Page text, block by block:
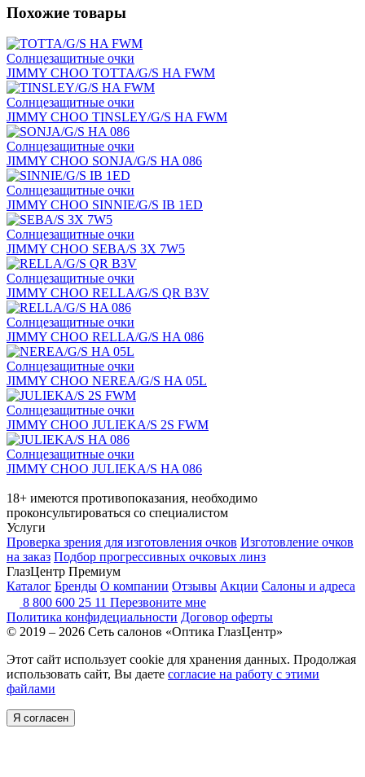
Похожие товары
Солнцезащитные очки
JIMMY CHOO TOTTA/G/S HA FWM
Солнцезащитные очки
JIMMY CHOO TINSLEY/G/S HA FWM
Солнцезащитные очки
JIMMY CHOO SONJA/G/S HA 086
Солнцезащитные очки
JIMMY CHOO SINNIE/G/S IB 1ED
Солнцезащитные очки
JIMMY CHOO SEBA/S 3X 7W5
Солнцезащитные очки
JIMMY CHOO RELLA/G/S QR B3V
Солнцезащитные очки
JIMMY CHOO RELLA/G/S HA 086
Солнцезащитные очки
JIMMY CHOO NEREA/G/S HA 05L
Солнцезащитные очки
JIMMY CHOO JULIEKA/S 2S FWM
Солнцезащитные очки
JIMMY CHOO JULIEKA/S HA 086
18+ имеются противопоказания, необходимо
проконсультироваться со специалистом
Услуги
Проверка зрения для изготовления очков Изготовление очков
на заказ Подбор прогрессивных очковых линз
ГлазЦентр Премиум
Каталог Бренды О компании Отзывы Акции Салоны и адреса
8 800 600 25 11 Перезвоните мне
Политика конфидециальности Договор оферты
© 2019 – 2026 Сеть салонов «Оптика ГлазЦентр»
Этот сайт использует cookie для хранения данных. Продолжая
использовать сайт, Вы даете согласие на работу с этими
файлами
Я согласен